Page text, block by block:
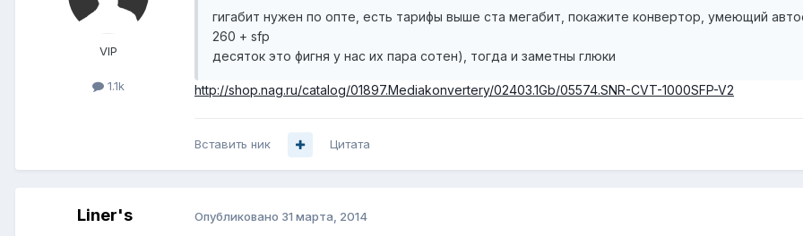
VIP
1.1k
гигабит нужен по опте, есть тарифы выше ста мегабит, покажите конвертор, умеющий
260 + sfp
десяток это фигня у нас их пара сотен), тогда и заметны глюки
http://shop.nag.ru/catalog/01897.Mediakonvertery/02403.1Gb/05574.SNR-CVT-1000SFP-V2
Вставить ник Цитата
Liner's Опубликовано 31 марта, 2014